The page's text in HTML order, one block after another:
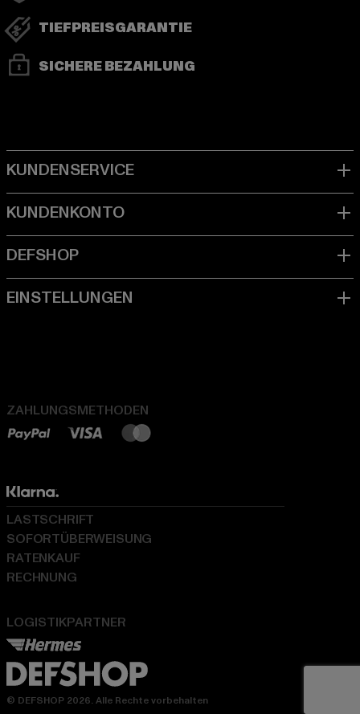
TIEFPREISGARANTIE
SICHERE BEZAHLUNG
ZAHLUNGSMETHODEN
LOGISTIKPARTNER
LASTSCHRIFT
SOFORTÜBERWEISUNG
RATENKAUF
RECHNUNG
© DEFSHOP 2026. Alle Rechte vorbehalten